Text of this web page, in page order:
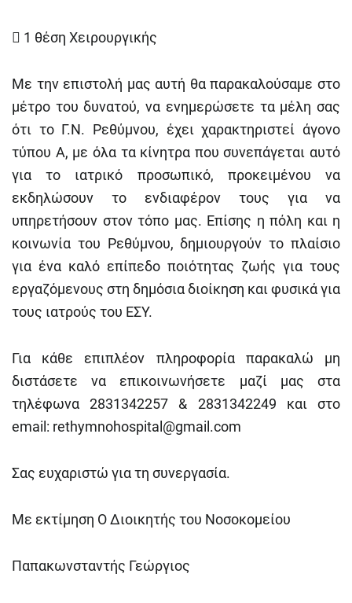
 1 θέση Χειρουργικής
Με την επιστολή μας αυτή θα παρακαλούσαμε στο
μέτρο του δυνατού, να ενημερώσετε τα μέλη σας
ότι το Γ.Ν. Ρεθύμνου, έχει χαρακτηριστεί άγονο
τύπου Α, με όλα τα κίνητρα που συνεπάγεται αυτό
για το ιατρικό προσωπικό, προκειμένου να
εκδηλώσουν το ενδιαφέρον τους για να
υπηρετήσουν στον τόπο μας. Επίσης η πόλη και η
κοινωνία του Ρεθύμνου, δημιουργούν το πλαίσιο
για ένα καλό επίπεδο ποιότητας ζωής για τους
εργαζόμενους στη δημόσια διοίκηση και φυσικά για
τους ιατρούς του ΕΣΥ.
Για κάθε επιπλέον πληροφορία παρακαλώ μη
διστάσετε να επικοινωνήσετε μαζί μας στα
τηλέφωνα 2831342257 & 2831342249 και στο
email: rethymnohospital@gmail.com
Σας ευχαριστώ για τη συνεργασία.
Με εκτίμηση Ο Διοικητής του Νοσοκομείου
Παπακωνσταντής Γεώργιος